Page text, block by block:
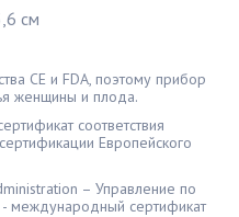
см
CE и FDA, поэтому прибор
женщины и плода.
соответствия
Европейского
– Управление по
международный сертификат